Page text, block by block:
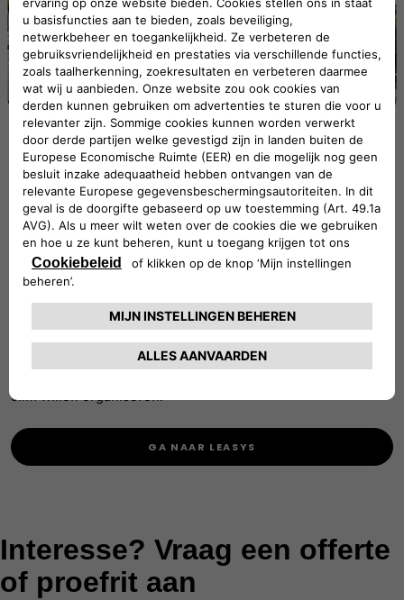
Rijden zonder zorgen?
Operational Lease vanaf € 669 per
maand
Met Leasys Operational Lease kies je voor ultiem gemak en
zekerheid. Voor een vast maandbedrag rijd je in een nieuwe
Fiat Professional, inclusief onderhoud, verzekering,
pechhulp en vervangend vervoer. Geen zorgen over
restwaarde of onverwachte kosten – aan het einde van het
contract lever je de auto gewoon weer in. Ideaal voor
ondernemers die zorgeloos willen rijden en hun mobiliteit
slim willen organiseren.
GA NAAR LEASYS
Interesse? Vraag een offerte
of proefrit aan